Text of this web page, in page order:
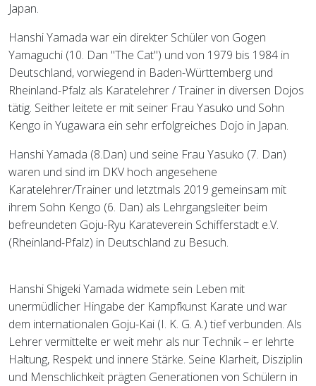
Japan.
Hanshi Yamada war ein direkter Schüler von Gogen
Yamaguchi (10. Dan "The Cat") und von 1979 bis 1984 in
Deutschland, vorwiegend in Baden-Württemberg und
Rheinland-Pfalz als Karatelehrer / Trainer in diversen Dojos
tätig. Seither leitete er mit seiner Frau Yasuko und Sohn
Kengo in Yugawara ein sehr erfolgreiches Dojo in Japan.
Hanshi Yamada (8.Dan) und seine Frau Yasuko (7. Dan)
waren und sind im DKV hoch angesehene
Karatelehrer/Trainer und letztmals 2019 gemeinsam mit
ihrem Sohn Kengo (6. Dan) als Lehrgangsleiter beim
befreundeten Goju-Ryu Karateverein Schifferstadt e.V.
(Rheinland-Pfalz) in Deutschland zu Besuch.
Hanshi Shigeki Yamada widmete sein Leben mit
unermüdlicher Hingabe der Kampfkunst Karate und war
dem internationalen Goju-Kai (I. K. G. A.) tief verbunden. Als
Lehrer vermittelte er weit mehr als nur Technik – er lehrte
Haltung, Respekt und innere Stärke. Seine Klarheit, Disziplin
und Menschlichkeit prägten Generationen von Schülern in